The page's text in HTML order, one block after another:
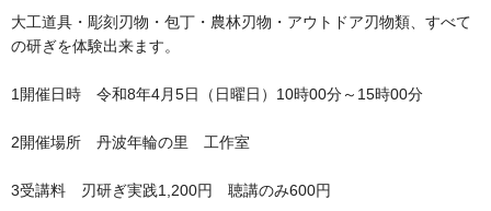
大工道具・彫刻刃物・包丁・農林刃物・アウトドア刃物類、すべて
の研ぎを体験出来ます。
1開催日時 令和8年4月5日（日曜日）10時00分～15時00分
2開催場所 丹波年輪の里 工作室
3受講料 刃研ぎ実践1,200円 聴講のみ600円